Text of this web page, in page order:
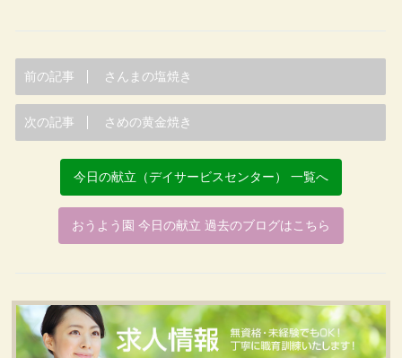
前の記事 さんまの塩焼き
次の記事 さめの黄金焼き
今日の献立（デイサービスセンター） 一覧へ
おうよう園 今日の献立 過去のブログはこちら